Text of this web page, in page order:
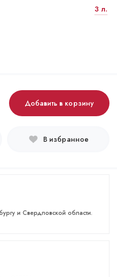
3 л.
Добавить в корзину
В избранное
и Свердловской области.